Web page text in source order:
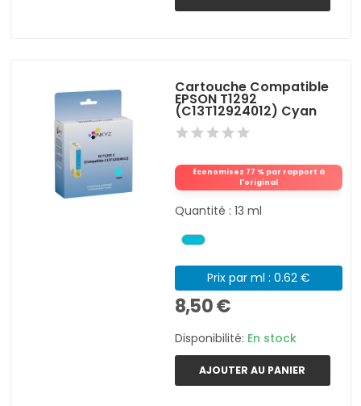
Cartouche Compatible
EPSON T1292
(C13T12924012) Cyan
Économisez 77 % par rapport à
l'original
Quantité : 13 ml
Prix par ml : 0.62 €
8,50 €
Disponibilité: En stock
AJOUTER AU PANIER